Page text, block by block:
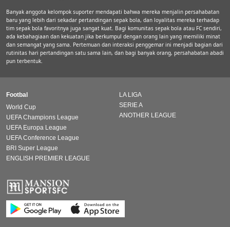
Banyak anggota kelompok suporter mendapati bahwa mereka menjalin persahabatan
baru yang lebih dari sekadar pertandingan sepak bola, dan loyalitas mereka terhadap
tim sepak bola favoritnya juga sangat kuat. Bagi komunitas sepak bola atau FC sendiri,
ada kebahagiaan dan kekuatan jika berkumpul dengan orang lain yang memiliki minat
dan semangat yang sama. Pertemuan dan interaksi penggemar ini menjadi bagian dari
rutinitas hari pertandingan satu sama lain, dan bagi banyak orang, persahabatan abadi
pun terbentuk.
Footbal
World Cup
UEFA Champions League
UEFA Europa League
UEFA Conference League
BRI Super League
ENGLISH PREMIER LEAGUE
LA LIGA
SERIE A
ANOTHER LEAGUE